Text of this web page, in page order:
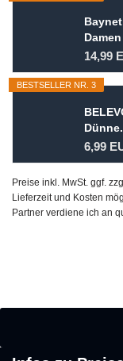
14,99
BESTSELLER NR. 3
6,99
Preise inkl. MwSt. ggf.
Lieferzeit und Kosten
Partner verdiene ich an